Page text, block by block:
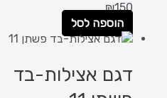
₪150
הוספה לסל
דגם אצילות-בד